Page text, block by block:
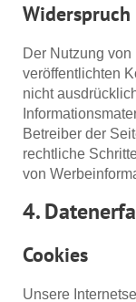
Widerspruch
Der Nutzung
veröffentlichten
nicht
Betreiber der
rechtliche
von
4.
Cookies
Unsere